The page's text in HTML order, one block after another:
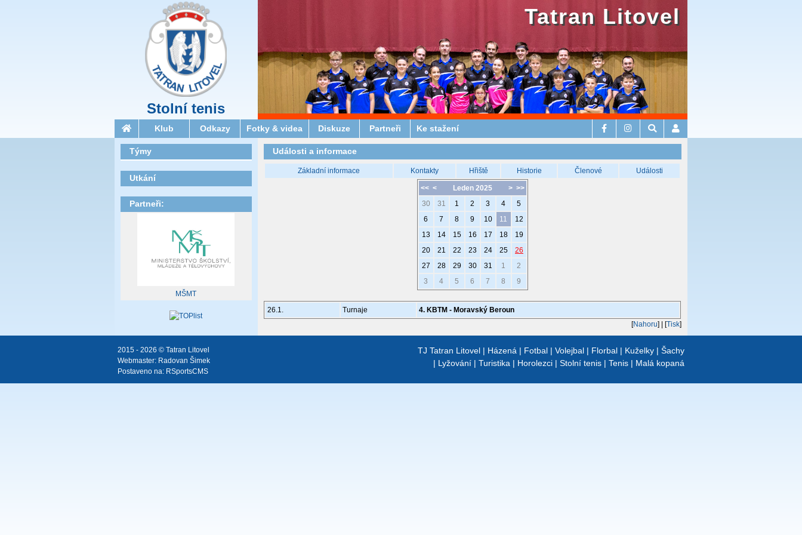
Stolní tenis
Tatran Litovel
Klub Odkazy Fotky & videa Diskuze Partneři Ke stažení
Události a informace
Základní informace Kontakty Hřiště Historie Členové Události
<< < > >>
Leden 2025
30
31 1 2 3 4
5
6
7 8 9 10 11
12
13
14 15 16 17 18
19
20
21 22 23 24 25
26
27
28 29 30 31 1
2
3
4 5 6 7 8 9
26.1. Turnaje
4. KBTM - Moravský Beroun
[Nahoru] | [Tisk]
Týmy
Utkání
Partneři:
MŠMT
TJ Tatran Litovel | Házená | Fotbal | Volejbal | Florbal | Kuželky | Šachy
| Lyžování | Turistika | Horolezci | Stolní tenis | Tenis | Malá kopaná
2015 - 2026 © Tatran Litovel
Webmaster: Radovan Šimek
Postaveno na: RSportsCMS